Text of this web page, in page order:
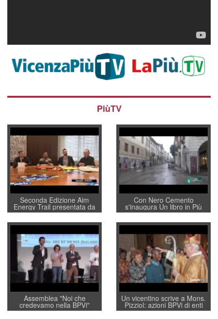
PiùTV
Seconda Edizione Aim
Energy Trail presentata da
Otello Dalla Rosa
Con Nero Cemento
s'inaugura Un libro in Più
Assemblea "Noi che
credevamo nella BPVi"
Un vicentino scrive a Mons.
Pizziol: azioni BPVi di enti
religiosi e "buchi" don Paolo